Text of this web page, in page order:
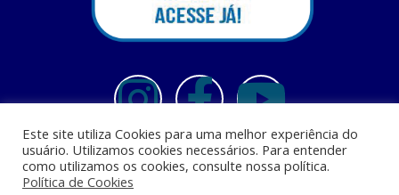
Centro Universitário Santa Terezinha - CEST - Av. Casemiro Junior, 12 - Anil,
Este site utiliza Cookies para uma melhor experiência do
usuário. Utilizamos cookies necessários. Para entender
como utilizamos os cookies, consulte nossa política.
Política de Cookies